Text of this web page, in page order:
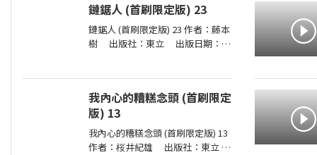
事件」，其全貌終於即將揭曉！席
捲號稱最可怕海賊團的洛克斯海賊
團
鏈鋸人 (首刷限定版) 23
鏈鋸人 (首刷限定版) 23 作者：藤本
樹 出版社：東立 出版日期：
惡魔的公安也企圖與淀治接觸。夾
在兩
我內心的糟糕念頭 (首刷限定
版) 13
我內心的糟糕念頭 (首刷限定版) 13
作者：桜井紀雄 出版社：東立